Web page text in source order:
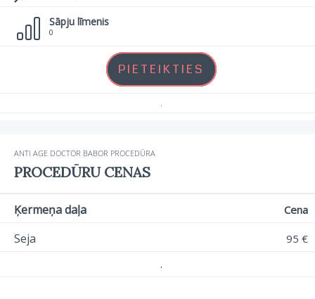
Sāpju līmenis
0
PIETEIKTIES
.
ANTI AGE DOCTOR BABOR PROCEDŪRA
PROCEDŪRU CENAS
Ķermeņa daļa Cena
Seja 95 €
.